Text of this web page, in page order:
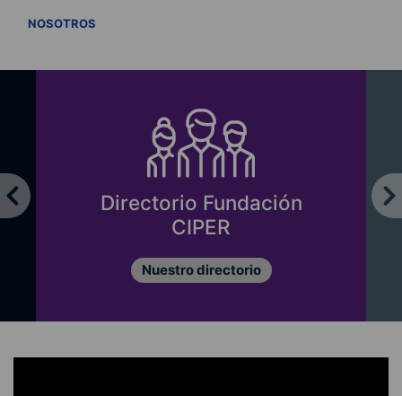
NOSOTROS
Directorio Fundación
CIPER
Nuestro directorio